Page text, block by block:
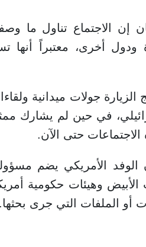
إن الاجتماع تناول ما
ودول أخرى، معتبراً
جولات ميدانية
في حين لم يشارك
الاجتماعات حتى الآن.
الأمريكي يضم
الأبيض وهيئات حكومية
أو الملفات التي جرى بحثها.